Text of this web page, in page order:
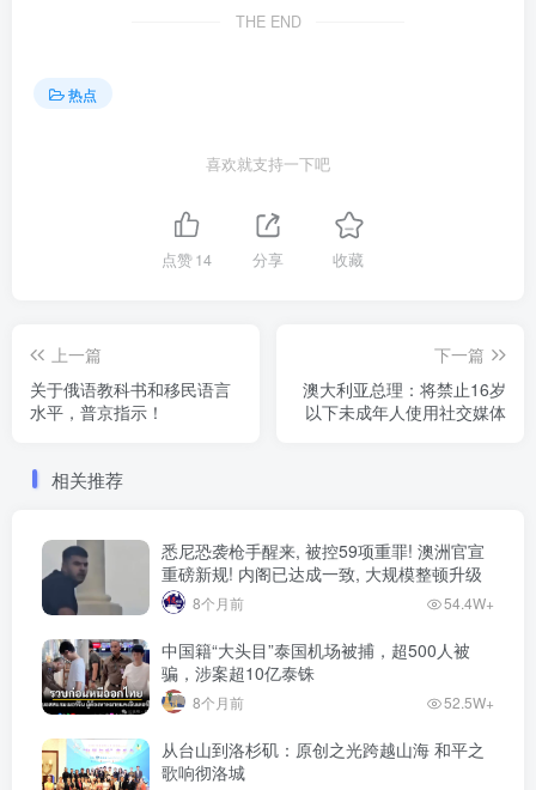
THE END
热点
喜欢就支持一下吧
点赞14 分享 收藏
上一篇
关于俄语教科书和移民语言
水平，普京指示！
下一篇
澳大利亚总理：将禁止16岁
以下未成年人使用社交媒体
相关推荐
悉尼恐袭枪手醒来, 被控59项重罪! 澳洲官宣
重磅新规! 内阁已达成一致, 大规模整顿升级
8个月前 54.4W+
中国籍“大头目”泰国机场被捕，超500人被
骗，涉案超10亿泰铢
8个月前 52.5W+
从台山到洛杉矶：原创之光跨越山海 和平之
歌响彻洛城